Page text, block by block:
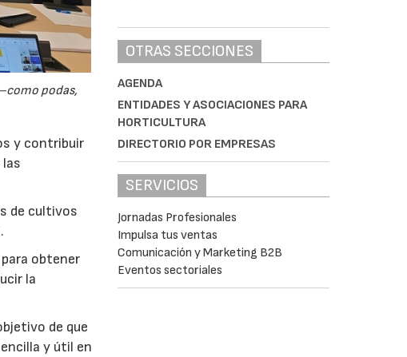
podas,
y contribuir
de cultivos
obtener
la
de que
y útil en
OTRAS SECCIONES
AGENDA
ENTIDADES Y ASOCIACIONES PARA
HORTICULTURA
DIRECTORIO POR EMPRESAS
SERVICIOS
Jornadas Profesionales
Impulsa tus ventas
Comunicación y Marketing B2B
Eventos sectoriales